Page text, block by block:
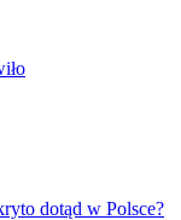
dotąd w Polsce?